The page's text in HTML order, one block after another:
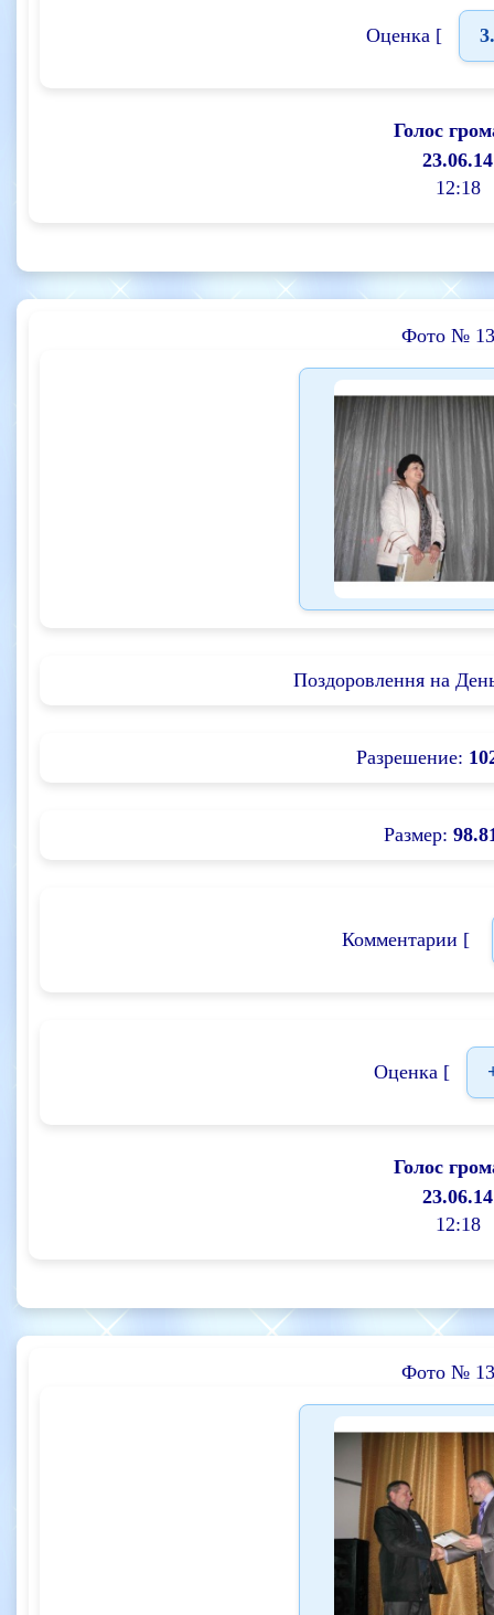
Оценка [
Голос
23.06.14
12:18
Фото №
Поздоровлення на
Разрешение:
Размер:
Комментарии [
Оценка [
Голос
23.06.14
12:18
Фото №